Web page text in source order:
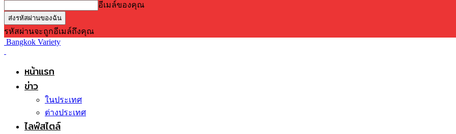
อีเมล์ของคุณ
รหัสผ่านจะถูกอีเมล์ถึงคุณ
Bangkok Variety
หน้าแรก
ข่าว
ในประเทศ
ต่างประเทศ
ไลฟ์สไตล์